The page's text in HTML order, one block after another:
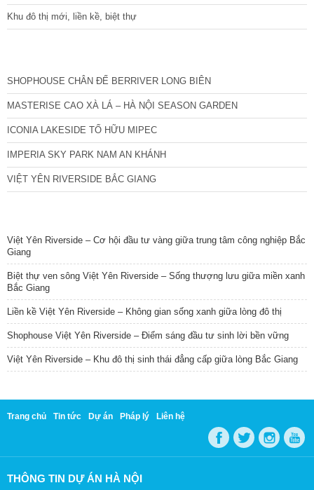
Khu đô thị mới, liền kề, biệt thự
SHOPHOUSE CHÂN ĐẾ BERRIVER LONG BIÊN
MASTERISE CAO XÀ LÁ – HÀ NỘI SEASON GARDEN
ICONIA LAKESIDE TỐ HỮU MIPEC
IMPERIA SKY PARK NAM AN KHÁNH
VIỆT YÊN RIVERSIDE BẮC GIANG
Việt Yên Riverside – Cơ hội đầu tư vàng giữa trung tâm công nghiệp Bắc
Giang
Biệt thự ven sông Việt Yên Riverside – Sống thượng lưu giữa miền xanh
Bắc Giang
Liền kề Việt Yên Riverside – Không gian sống xanh giữa lòng đô thị
Shophouse Việt Yên Riverside – Điểm sáng đầu tư sinh lời bền vững
Việt Yên Riverside – Khu đô thị sinh thái đẳng cấp giữa lòng Bắc Giang
Trang chủ Tin tức Dự án Pháp lý Liên hệ
THÔNG TIN DỰ ÁN HÀ NỘI